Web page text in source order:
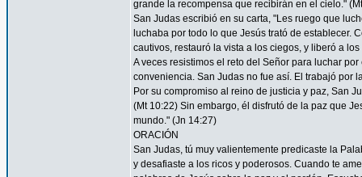
grande la recompensa que recibirán en el cielo."
San Judas escribió en su carta, "Les ruego que
luchaba por todo lo que Jesús trató de establecer.
cautivos, restauró la vista a los ciegos, y liberó a
A veces resistimos el reto del Señor para luchar
conveniencia. San Judas no fue así. El trabajó por
Por su compromiso al reino de justicia y paz, San
(Mt 10:22) Sin embargo, él disfrutó de la paz que
mundo." (Jn 14:27)
ORACIÓN
San Judas, tú muy valientemente predicaste la
y desafiaste a los ricos y poderosos. Cuando te